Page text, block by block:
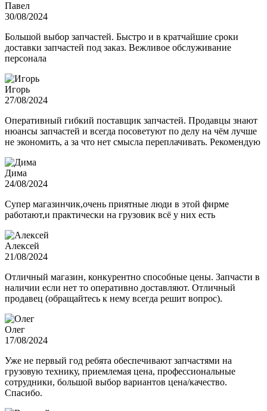
Павел
30/08/2024
Большой выбор запчастей. Быстро и в кратчайшие сроки
доставки запчастей под заказ. Вежливое обслуживание
персонала
Игорь
27/08/2024
Оперативный гибкий поставщик запчастей. Продавцы знают
нюансы запчастей и всегда посоветуют по делу на чём лучше
не экономить, а за что нет смысла переплачивать. Рекомендую
Дима
24/08/2024
Супер магазинчик,очень приятные люди в этой фирме
работают,и практически на грузовик всё у них есть
Алексей
21/08/2024
Отличный магазин, конкурентно способные цены. Запчасти в
наличии если нет то оперативно доставляют. Отличный
продавец (обращайтесь к нему всегда решит вопрос).
Олег
17/08/2024
Уже не первый год ребята обеспечивают запчастями на
грузовую технику, приемлемая цена, профессиональные
сотрудники, большой выбор вариантов цена/качество.
Спасибо.